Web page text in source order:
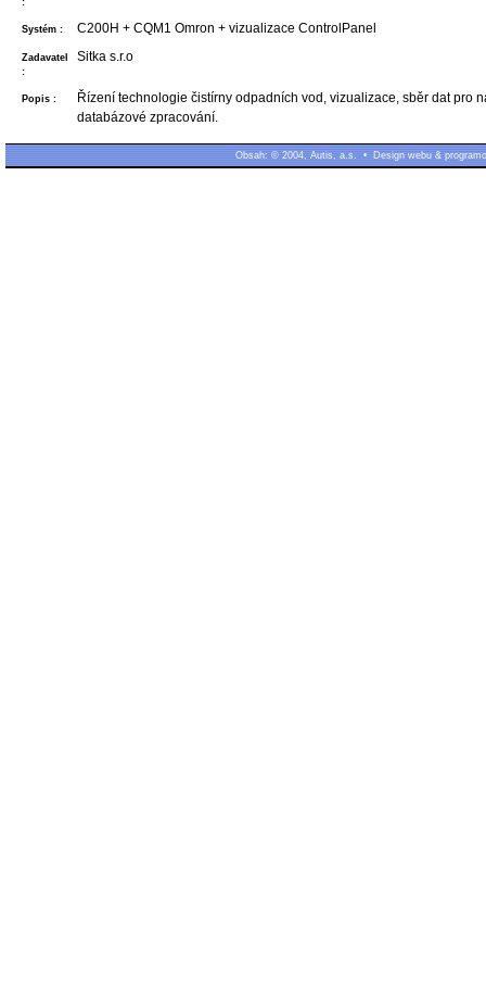
:
Systém : C200H + CQM1 Omron + vizualizace ControlPanel
Zadavatel
:
Sitka s.r.o
Popis :
Řízení technologie čistírny odpadních vod, vizualizace, sběr dat pro
databázové zpracování.
Obsah: © 2004, Autis, a.s. • Design webu &